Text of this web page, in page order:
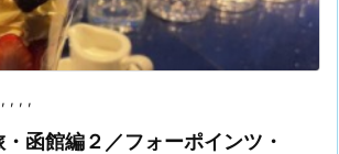
, , , ,
函館編２／フォーポインツ・